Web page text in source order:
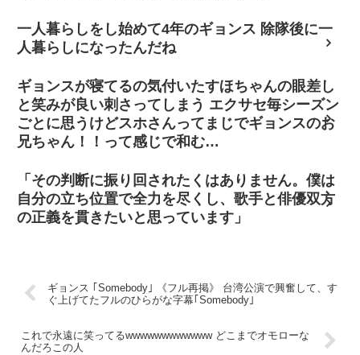
一人暮らしをし始めて4年のギョンス 除隊後に一
人暮らしになったんだね
ギョンスが寝てるの気付いたすほちゃんの眼差し
と笑みが良い刺さってしまう エクサセ毎シーズン
ごとに思うけどスホさんってまじでギョンスのお
兄ちゃん！！って感じで和む…
「その判断に振り回されたくはありません。僕は
自分の立ち位置で全力を尽くし、歌手と俳優双方
の正義を貫きたいと思っています」
ギョンス ｢Somebody｣ 《フル再掲》 台湾公演で興奮して、す
ぐ上げてたフルのひらがな字幕｢Somebody｣
これで永遠に笑ってるwwwwwwwwwwww どこまでオモローな
んだろこの人